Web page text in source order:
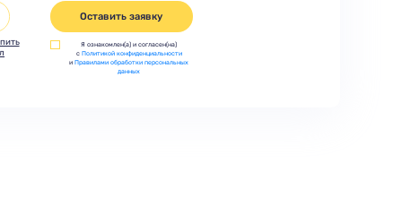
Оставить заявку
Я ознакомлен(а) и согласен(на)
с Политикой конфиденциальности
иПравилами обработки персональных
данных